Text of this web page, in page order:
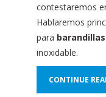
contestaremos
Hablaremos
para barandillas
inoxidable.
CONTINUE